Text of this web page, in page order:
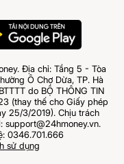
Địa chỉ: Tầng 5 - Tòa
Ô Chợ Dừa, TP. Hà
do BỘ THÔNG TIN
(thay thế cho Giấy phép
25/3/2019). Chịu trách
support@24hmoney.vn.
0346.701.666
sử dụng